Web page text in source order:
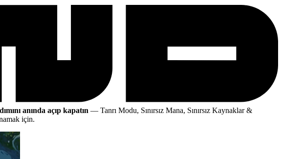
anında açıp kapatın — Tanrı Modu, Sınırsız Mana, Sınırsız Kaynaklar &
için.